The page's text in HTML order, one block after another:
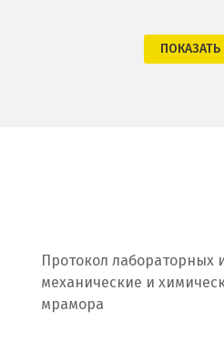
Первоуральск
Пермь
Протокол лабораторных
механические и
мрамора